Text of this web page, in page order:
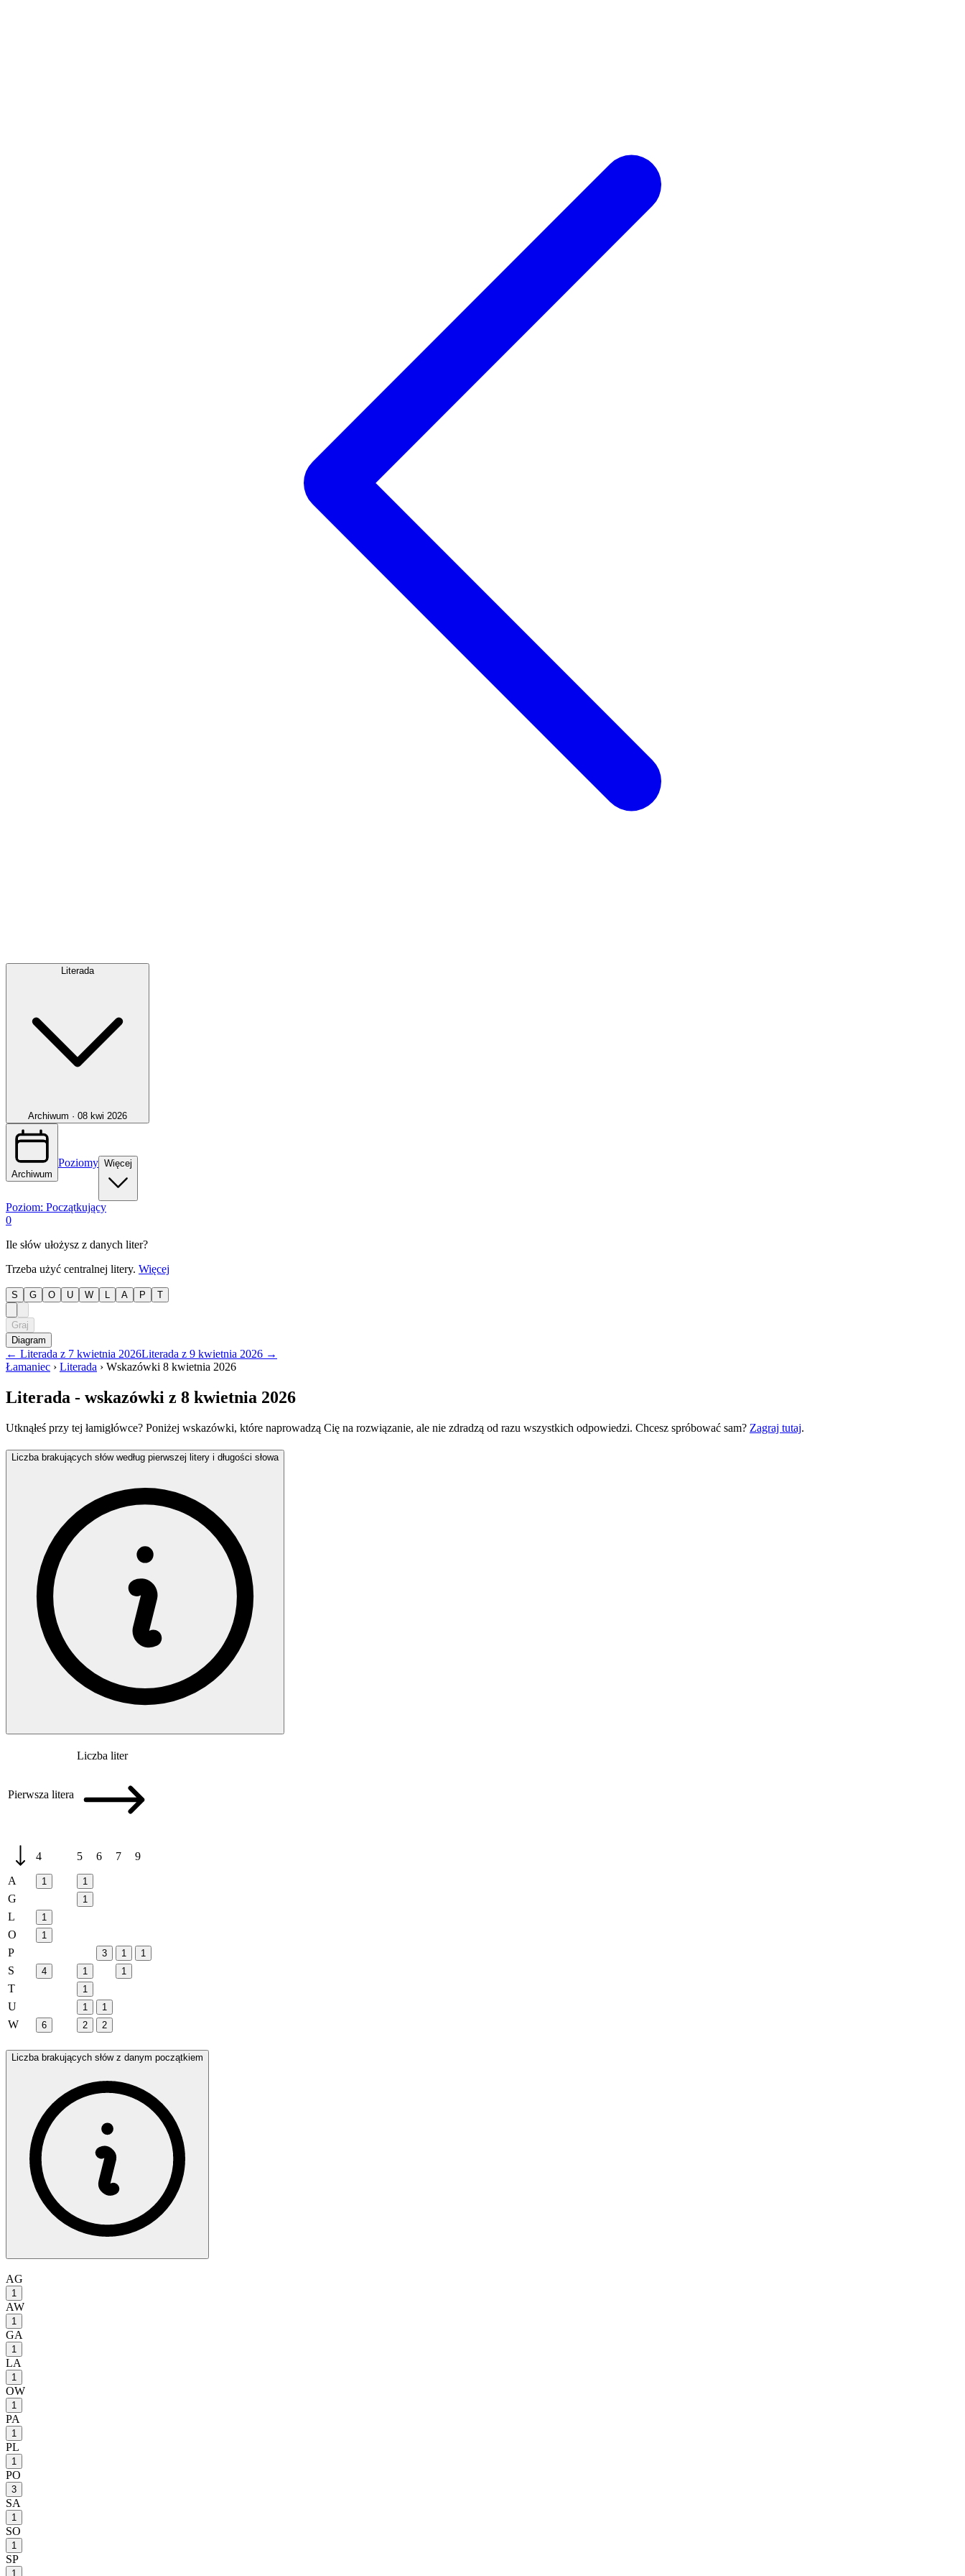
Literada
Archiwum · 08 kwi 2026
Archiwum
Poziomy Więcej
Poziom: Początkujący
0
Ile słów ułożysz z danych liter?
Trzeba użyć centralnej litery. Więcej
S G O U W L A P T
Graj
Diagram
← Literada z 7 kwietnia 2026Literada z 9 kwietnia 2026 →
Łamaniec › Literada › Wskazówki 8 kwietnia 2026
Literada - wskazówki z 8 kwietnia 2026
Utknąłeś przy tej łamigłówce? Poniżej wskazówki, które naprowadzą Cię na rozwiązanie, ale nie zdradzą od razu wszystkich odpowiedzi. Chcesz spróbować sam? Zagraj tutaj.
Liczba brakujących słów według pierwszej litery i długości słowa
Pierwsza litera
Liczba liter
4 5 6 7
9
A
1 1
G 1
L 1
O 1
P 3 1 1
S 4 1 1
T 1
U 1 1
W 6 2 2
Liczba brakujących słów z danym początkiem
AG
1
AW
1
GA
1
LA
1
OW
1
PA
1
PL
1
PO
3
SA
1
SO
1
SP
1